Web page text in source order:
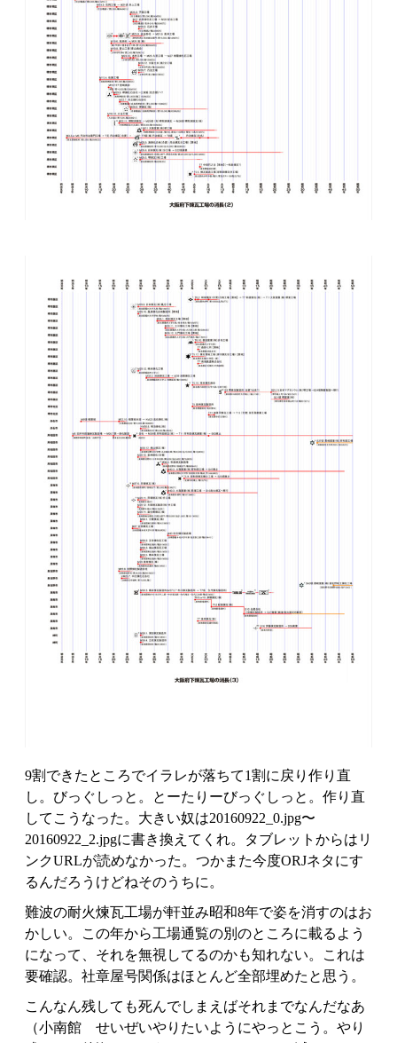
9割できたところでイラレが落ちて1割に戻り作り直
し。びっぐしっと。とーたりーびっぐしっと。作り直
してこうなった。大きい奴は20160922_0.jpg〜
20160922_2.jpgに書き換えてくれ。タブレットからはリ
ンクURLが読めなかった。つかまた今度ORJネタにす
るんだろうけどねそのうちに。
難波の耐火煉瓦工場が軒並み昭和8年で姿を消すのはお
かしい。この年から工場通覧の別のところに載るよう
になって、それを無視してるのかも知れない。これは
要確認。社章屋号関係はほとんど全部埋めたと思う。
こんなん残しても死んでしまえばそれまでなんだなあ
（小南館 せいぜいやりたいようにやっとこう。やり